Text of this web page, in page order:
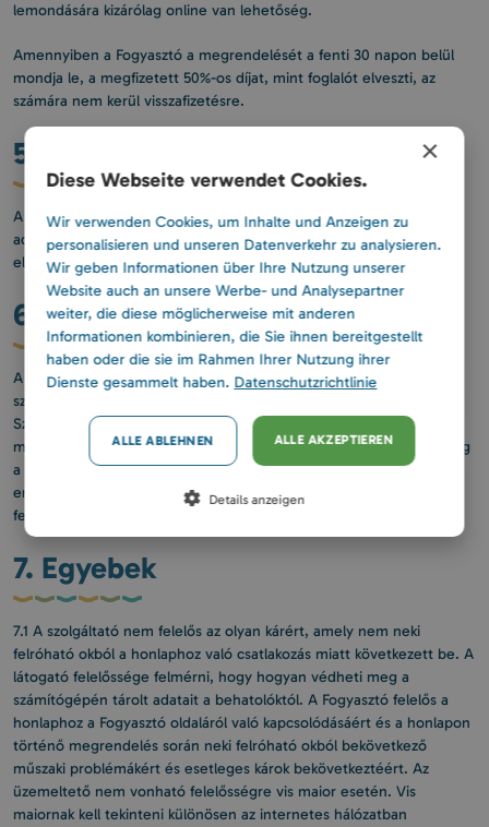
lemondására kizárólag online van lehetőség.
Amennyiben a Fogyasztó a megrendelését a fenti 30 napon belül
mondja le, a megfizetett 50%-os díjat, mint foglalót elveszti, az
számára nem kerül visszafizetésre.
5. Adatvédelem
A Szolgáltató a Fogyasztó személyes adatait az általános
adatvédelmi rendelet és a Szolgáltató adatkezelés szabályzata
előírásainak megfelelően köteles kezelni.
6. Szerzői jogvédelem
A weboldalunkon www.iglicecolophazak.hu található képek, videók,
szövegek, megnevezések márkanév és minden más tartalom a
Szolgáltató tulajdonát képezik. Ennek a tartalomnak mindennemű
másolása, felhasználása akár részben vagy megváltoztatva, kizárólag
a Szolgáltató írásos engedélyével lehetséges. Ezen anyagok
engedély nélküli felhasználása büntetőjogi és polgári jogi
felelősséget von maga után.
7. Egyebek
7.1 A szolgáltató nem felelős az olyan kárért, amely nem neki
felróható okból a honlaphoz való csatlakozás miatt következett be. A
látogató felelőssége felmérni, hogy hogyan védheti meg a
számítógépén tárolt adatait a behatolóktól. A Fogyasztó felelős a
honlaphoz a Fogyasztó oldaláról való kapcsolódásáért és a honlapon
történő megrendelés során neki felróható okból bekövetkező
műszaki problémákért és esetleges károk bekövetkeztéért. Az
üzemeltető nem vonható felelősségre vis maior esetén. Vis
maiornak kell tekinteni különösen az internetes hálózatban
×
Diese Webseite verwendet Cookies.
Wir verwenden Cookies, um Inhalte und Anzeigen zu
personalisieren und unseren Datenverkehr zu analysieren.
Wir geben Informationen über Ihre Nutzung unserer
Website auch an unsere Werbe- und Analysepartner
weiter, die diese möglicherweise mit anderen
Informationen kombinieren, die Sie ihnen bereitgestellt
haben oder die sie im Rahmen Ihrer Nutzung ihrer
Dienste gesammelt haben. Datenschutzrichtlinie
ALLE AKZEPTIEREN
ALLE ABLEHNEN
Details anzeigen